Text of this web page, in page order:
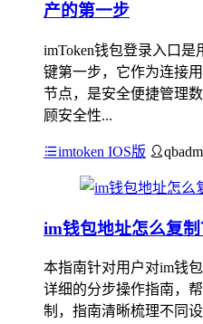
产的第一步
imToken钱包登录入口
键第一步，它作为连接
节点，是安全便捷管理
顾安全性...
imtoken IOS版
im钱包地址怎么复
本指南针对用户对im钱
详细的分步操作指南，
制，指南清晰梳理不同